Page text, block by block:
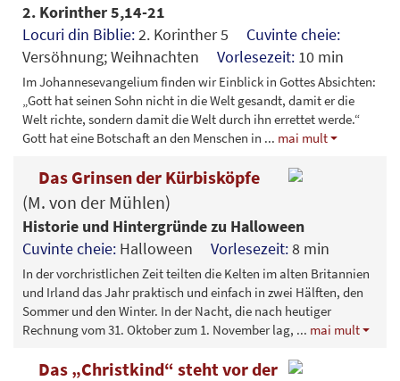
2. Korinther 5,14-21
Locuri din Biblie:2. Korinther 5 Cuvinte cheie:
Versöhnung; Weihnachten Vorlesezeit: 10 min
Im Johannesevangelium finden wir Einblick in Gottes Absichten:
„Gott hat seinen Sohn nicht in die Welt gesandt, damit er die
Welt richte, sondern damit die Welt durch ihn errettet werde.“
Gott hat eine Botschaft an den Menschen in ... mai mult
Das Grinsen der Kürbisköpfe
(M. von der Mühlen)
Historie und Hintergründe zu Halloween
Cuvinte cheie: Halloween Vorlesezeit:8 min
In der vorchristlichen Zeit teilten die Kelten im alten Britannien
und Irland das Jahr praktisch und einfach in zwei Hälften, den
Sommer und den Winter. In der Nacht, die nach heutiger
Rechnung vom 31. Oktober zum 1. November lag, ... mai mult
Das „Christkind“ steht vor der